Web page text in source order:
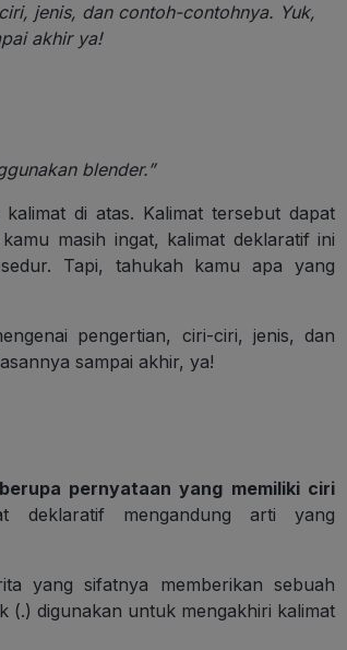
jenis, dan contoh-contohnya. Yuk,
akhir ya!
blender.”
di atas. Kalimat tersebut dapat
masih ingat, kalimat deklaratif ini
Tapi, tahukah kamu apa yang
pengertian, ciri-ciri, jenis, dan
sampai akhir, ya!
pernyataan yang memiliki ciri
deklaratif mengandung arti yang
yang sifatnya memberikan sebuah
(.) digunakan untuk mengakhiri kalimat